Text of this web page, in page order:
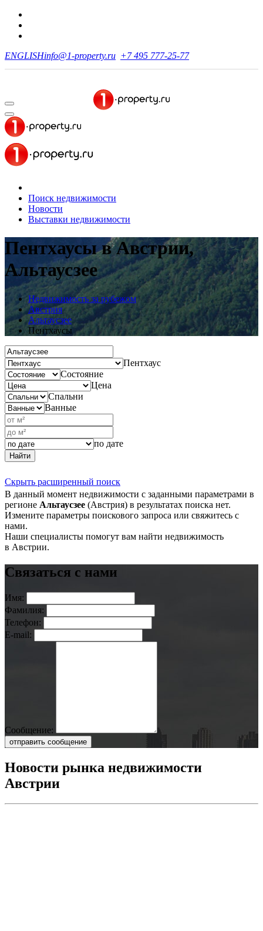
ENGLISHinfo@1-property.ru +7 495 777-25-77
Поиск недвижимости
Новости
Выставки недвижимости
Пентхаусы в Австрии,
Альтаусзее
Недвижимость за рубежом
Австрия
Альтаусзее
Пентхаусы
Пентхаус
Состояние
Цена
Спальни
Ванные
по дате
Найти
Скрыть расширенный поиск
В данный момент недвижимости с заданными параметрами в
регионе Альтаусзее (Австрия) в результатах поиска нет.
Измените параметры поискового запроса или свяжитесь с
нами.
Наши специалисты помогут вам найти недвижимость
в Австрии.
Связаться с нами
Имя:
Фамилия:
Телефон:
E-mail:
Сообщение:
отправить сообщение
Новости рынка недвижимости
Австрии